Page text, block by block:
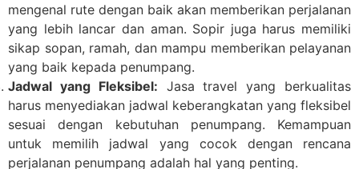
mengenal rute dengan baik akan memberikan perjalanan
yang lebih lancar dan aman. Sopir juga harus memiliki
sikap sopan, ramah, dan mampu memberikan pelayanan
yang baik kepada penumpang.
Jadwal yang Fleksibel: Jasa travel yang berkualitas
harus menyediakan jadwal keberangkatan yang fleksibel
sesuai dengan kebutuhan penumpang. Kemampuan
untuk memilih jadwal yang cocok dengan rencana
perjalanan penumpang adalah hal yang penting.